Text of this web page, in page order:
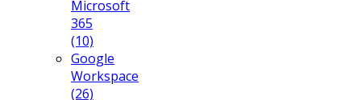
Microsoft
365
(10)
Google
Workspace
(26)